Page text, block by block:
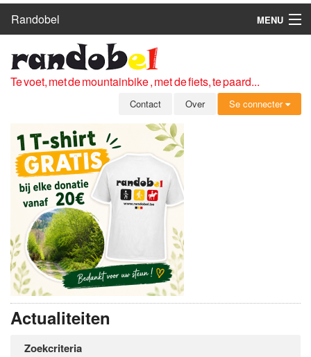
Randobel
MENU
ROUTES
CLUBS
OVER
LEDEN
ZICH AANMELDEN
GRATIS REGISTRATIE
WACHTWOORD VERGETEN
Te voet, met de mountainbike , met de fiets, te paard...
Contact Over Se connecter
Actualiteiten
Zoekcriteria